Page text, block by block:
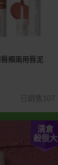
頰兩用唇泥
已銷售107
清倉
殺很大